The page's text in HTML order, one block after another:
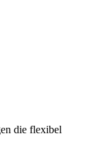
die flexibel